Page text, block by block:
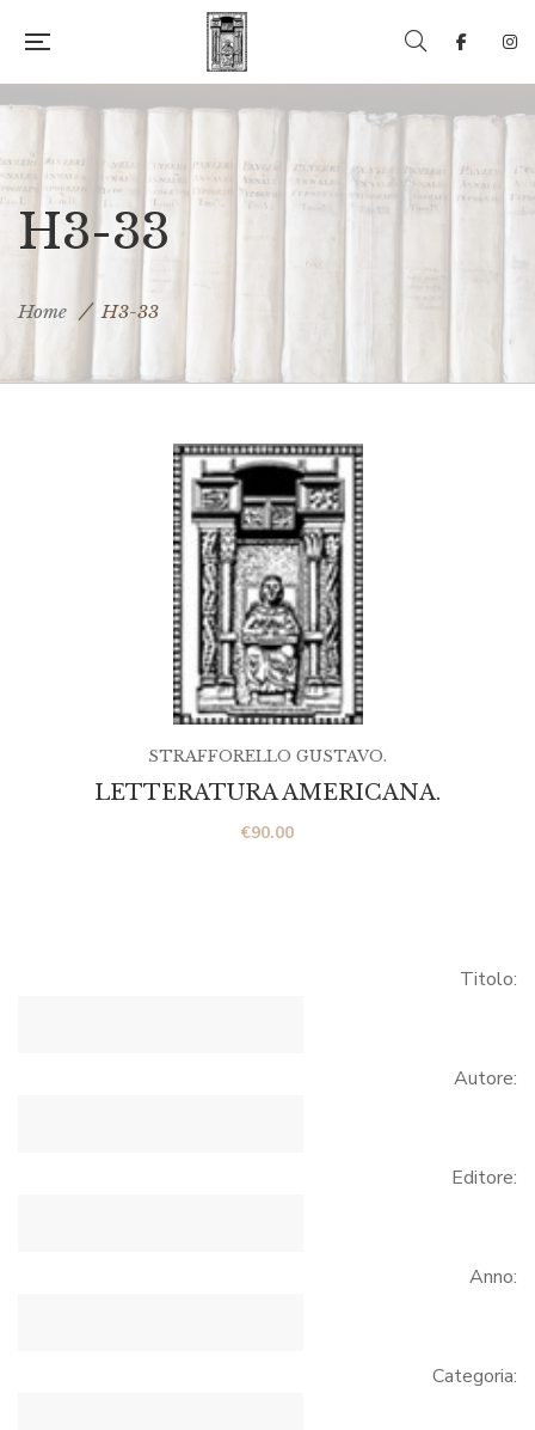
H3-33
Home H3-33
LETTERATURA AMERICANA.
€90.00
STRAFFORELLO GUSTAVO.
Titolo:
Autore:
Editore:
Anno:
Categoria: